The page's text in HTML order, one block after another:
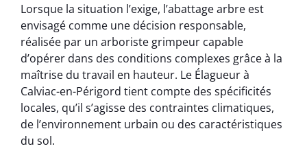
Lorsque la situation l’exige, l’abattage arbre est
envisagé comme une décision responsable,
réalisée par un arboriste grimpeur capable
d’opérer dans des conditions complexes grâce à la
maîtrise du travail en hauteur. Le Élagueur à
Calviac-en-Périgord tient compte des spécificités
locales, qu’il s’agisse des contraintes climatiques,
de l’environnement urbain ou des caractéristiques
du sol.